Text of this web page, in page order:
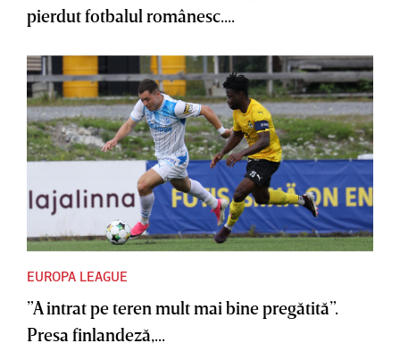
pierdut fotbalul românesc....
EUROPA LEAGUE
”A intrat pe teren mult mai bine pregătită”.
Presa finlandeză,...